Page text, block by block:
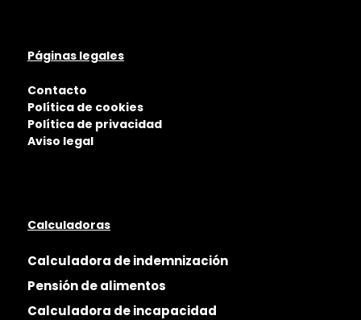
Páginas legales
Contacto
Política de cookies
Política de privacidad
Aviso legal
Calculadoras
Calculadora de indemnización
Pensión de alimentos
Calculadora de incapacidad